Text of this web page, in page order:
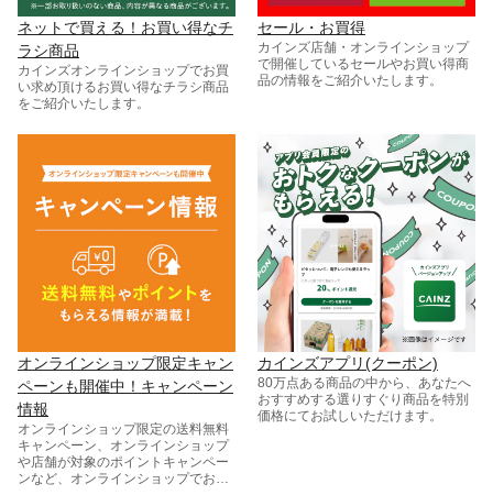
ネットで買える！お買い得なチ
ラシ商品
カインズオンラインショップでお買
い求め頂けるお買い得なチラシ商品
をご紹介いたします。
セール・お買得
カインズ店舗・オンラインショップ
で開催しているセールやお買い得商
品の情報をご紹介いたします。
オンラインショップ限定キャン
ペーンも開催中！キャンペーン
情報
オンラインショップ限定の送料無料
キャンペーン、オンラインショップ
や店舗が対象のポイントキャンペー
ンなど、オンラインショップでお得
カインズアプリ(クーポン)
80万点ある商品の中から、あなたへ
おすすめする選りすぐり商品を特別
価格にてお試しいただけます。